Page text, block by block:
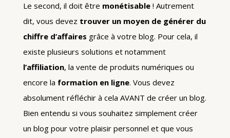
Le second, il doit être monétisable! Autrement
dit, vous devez trouver un moyen de générer du
chiffre d’affaires grâce à votre blog. Pour cela, il
existe plusieurs solutions et notamment
l’affiliation, la vente de produits numériques ou
encore la formation en ligne. Vous devez
absolument réfléchir à cela AVANT de créer un blog.
Bien entendu si vous souhaitez simplement créer
un blog pour votre plaisir personnel et que vous